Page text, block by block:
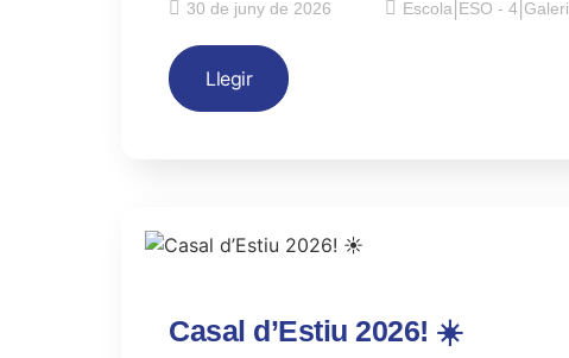
30 de juny de 2026 Escola ESO - 4
Llegir
Casal d’Estiu 2026! ☀️